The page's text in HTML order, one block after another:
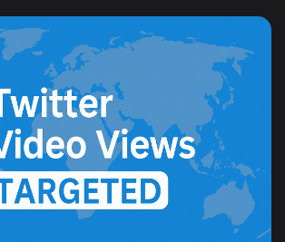
Contact
تسجيل الدخول إنشاء حساب